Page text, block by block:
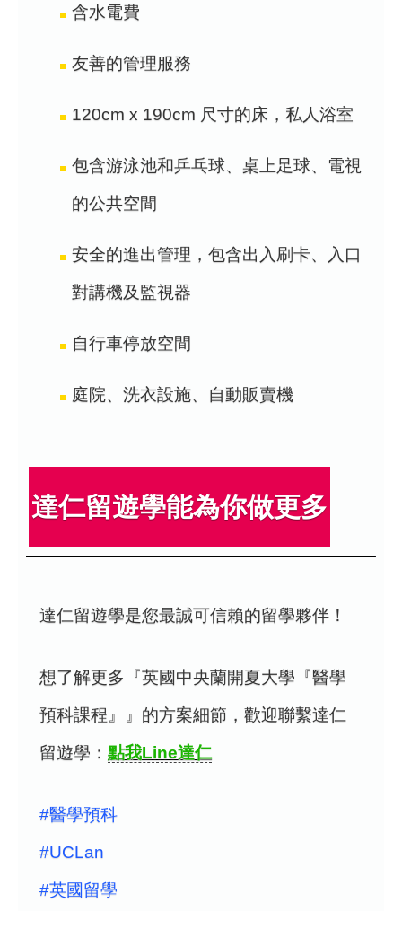
含水電費
友善的管理服務
120cm x 190cm 尺寸的床，私人浴室
包含游泳池和乒乓球、桌上足球、電視
的公共空間
安全的進出管理，包含出入刷卡、入口
對講機及監視器
自行車停放空間
庭院、洗衣設施、自動販賣機
達仁留遊學能為你做更多
達仁留遊學是您最誠可信賴的留學夥伴！
想了解更多『英國中央蘭開夏大學『醫學
預科課程』』的方案細節，歡迎聯繫達仁
留遊學：點我Line達仁
#醫學預科
#UCLan
#英國留學